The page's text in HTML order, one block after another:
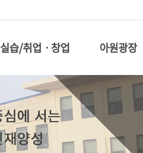
실습/취업ㆍ창업 아원광장